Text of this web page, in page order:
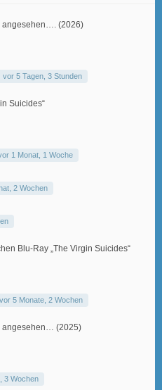
angesehen…. (2026)
vor 5 Tagen, 3 Stunden
Suicides“
1 Monat, 1 Woche
2 Wochen
Blu-Ray „The Virgin Suicides“
vor 5 Monate, 2 Wochen
angesehen… (2025)
3 Wochen